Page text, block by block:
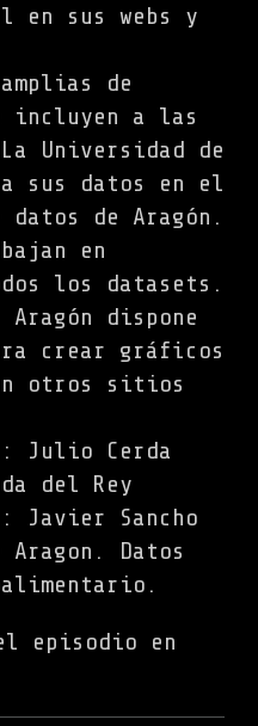
en sus webs y
de
incluyen a las
Universidad de
sus datos en el
de Aragón.
en
los datasets.
dispone
crear gráficos
otros sitios
Julio Cerda
del Rey
Javier Sancho
Datos
episodio en